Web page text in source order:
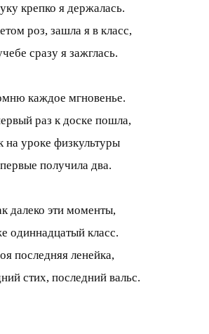
крепко я держалась.
роз, зашла я в класс,
сразу я зажглась.
каждое мгновенье.
раз к доске пошла,
на уроке физкультуры
получила два.
далеко эти моменты,
одиннадцатый класс.
последняя ленейка,
стих, последний вальс.